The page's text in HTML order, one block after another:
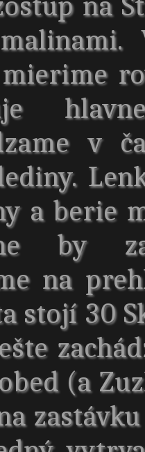
v
a berie
by
na
stojí 30
(a